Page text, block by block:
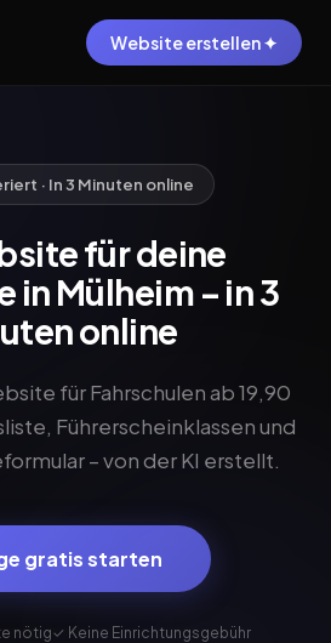
Website erstellen ✦
· In 3 Minuten online
für deine
in Mülheim – in 3
online
für Fahrschulen ab 19,90
Führerscheinklassen und
– von der KI erstellt.
gratis starten
nötig✓ Keine Einrichtungsgebühr